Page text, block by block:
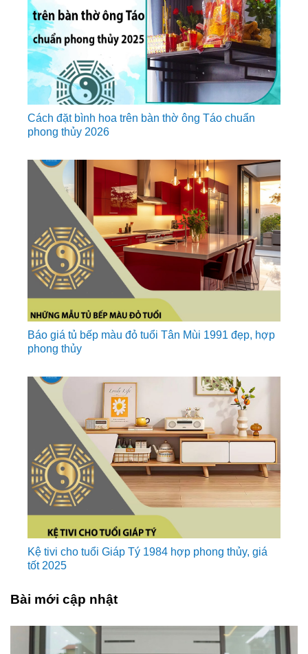
Cách đặt bình hoa trên bàn thờ ông Táo chuẩn
phong thủy 2026
Báo giá tủ bếp màu đỏ tuổi Tân Mùi 1991 đẹp, hợp
phong thủy
Kệ tivi cho tuổi Giáp Tý 1984 hợp phong thủy, giá
tốt 2025
Bài mới cập nhật